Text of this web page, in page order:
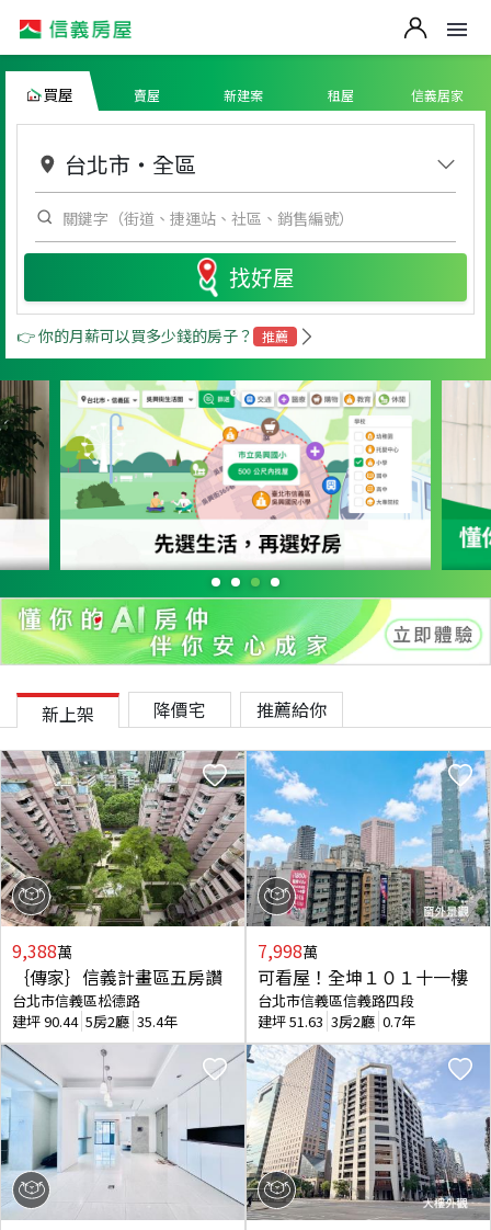
買屋 賣屋 新建案 租屋 信義居家
台北市 ・ 全區
找好屋
👉 你的月薪可以買多少錢的房子？ 推薦
新上架 降價宅 推薦給你
9,388萬
｛傳家｝信義計畫區五房讚
台北市信義區松德路
建坪90.44 5房2廳 35.4年
7,998萬
可看屋！全坤１０１十一樓
台北市信義區信義路四段
建坪51.63 3房2廳 0.7年